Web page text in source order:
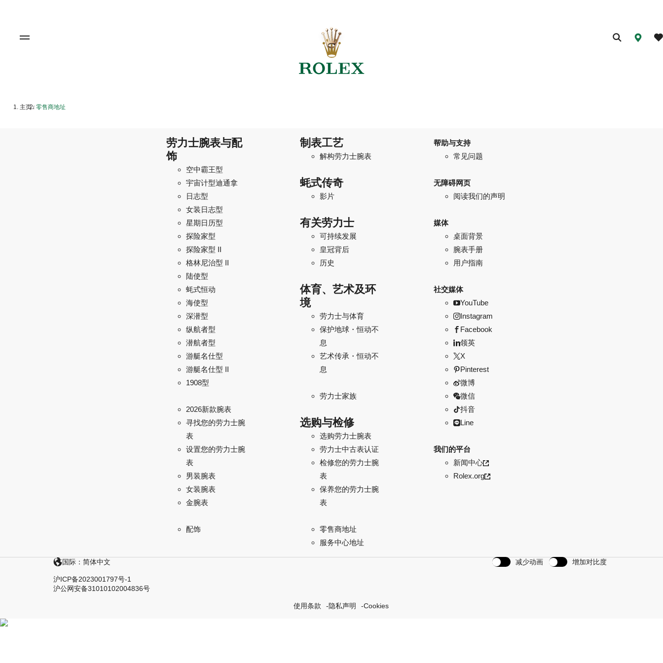
主页/ 零售商地址
劳力士腕表与配
饰
空中霸王型
宇宙计型迪通拿
日志型
女装日志型
星期日历型
探险家型
探险家型 II
格林尼治型 II
陆使型
蚝式恒动
海使型
深潜型
纵航者型
潜航者型
游艇名仕型
游艇名仕型 II
1908型
2026新款腕表
寻找您的劳力士腕
表
设置您的劳力士腕
表
男装腕表
女装腕表
金腕表
配饰
制表工艺
解构劳力士腕表
蚝式传奇
影片
有关劳力士
可持续发展
皇冠背后
历史
体育、艺术及环
境
劳力士与体育
保护地球・恒动不
息
艺术传承・恒动不
息
劳力士家族
选购与检修
选购劳力士腕表
劳力士中古表认证
检修您的劳力士腕
表
保养您的劳力士腕
表
零售商地址
服务中心地址
帮助与支持
常见问题
无障碍网页
阅读我们的声明
媒体
桌面背景
腕表手册
用户指南
社交媒体
YouTube
Instagram
Facebook
领英
X
Pinterest
微博
微信
抖音
Line
我们的平台
新闻中心
Rolex.org
国际：简体中文 减少动画 增加对比度
沪ICP备2023001797号-1
沪公网安备31010102004836号
使用条款 隐私声明 Cookies